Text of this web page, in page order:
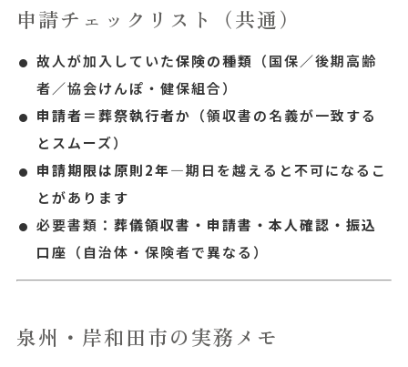
申請チェックリスト（共通）
故人が加入していた保険の種類 （国保／後期高齢
者／協会けんぽ・健保組合）
申請者＝葬祭執行者か（領収書の名義が一致する
とスムーズ）
申請期限は原則2年—期日を越えると不可になるこ
とがあります
必要書類：葬儀領収書・申請書・本人確認・振込
口座 （自治体・保険者で異なる）
泉州・岸和田市の実務メモ